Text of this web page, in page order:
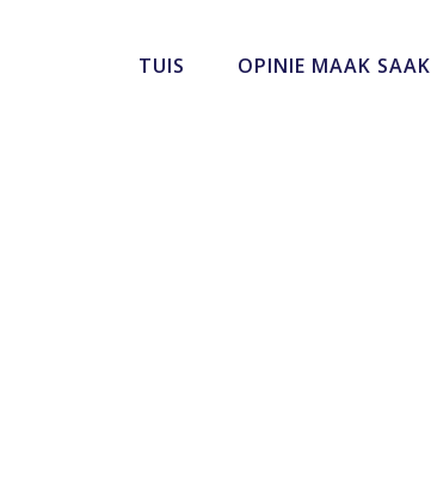
TUIS OPINIE MAAK SAAK